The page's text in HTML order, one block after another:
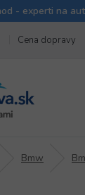
Cena dopravy
Bmw